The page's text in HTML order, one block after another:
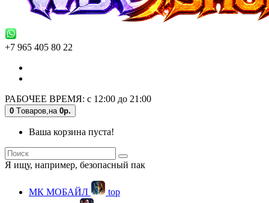
+7 965 405 80 22
РАБОЧЕЕ ВРЕМЯ: с 12:00 до 21:00
0 Tоваров, на 0р.
Ваша корзина пуста!
Я ищу, например, безопасный пак
МК MОБAЙЛ
top